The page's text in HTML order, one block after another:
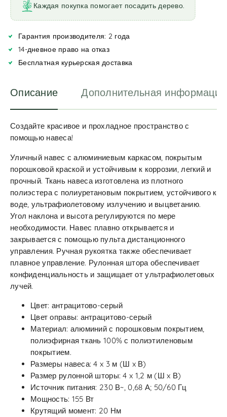
r
n
t
i
Каждая покупка помогает посадить дерево.
Гарантия производителя: 2 года
14-дневное право на отказ
Бесплатная курьерская доставка
Описание Дополнительная информация
Создайте красивое и прохладное пространство с
помощью навеса!
Уличный навес с алюминиевым каркасом, покрытым
порошковой краской и устойчивым к коррозии, легкий и
прочный. Ткань навеса изготовлена из плотного
полиэстера с полиуретановым покрытием, устойчивого к
воде, ультрафиолетовому излучению и выцветанию.
Угол наклона и высота регулируются по мере
необходимости. Навес плавно открывается и
закрывается с помощью пульта дистанционного
управления. Ручная рукоятка также обеспечивает
плавное управление. Рулонная штора обеспечивает
конфиденциальность и защищает от ультрафиолетовых
лучей.
Цвет: антрацитово-серый
Цвет оправы: антрацитово-серый
Материал: алюминий с порошковым покрытием,
полиэфирная ткань 100% с полиэтиленовым
покрытием.
Размеры навеса: 4 x 3 м (Ш x В)
Размер рулонной шторы: 4 x 1,2 м (Ш x В)
Источник питания: 230 В~, 0,68 А; 50/60 Гц
Мощность: 155 Вт
Крутящий момент: 20 Нм